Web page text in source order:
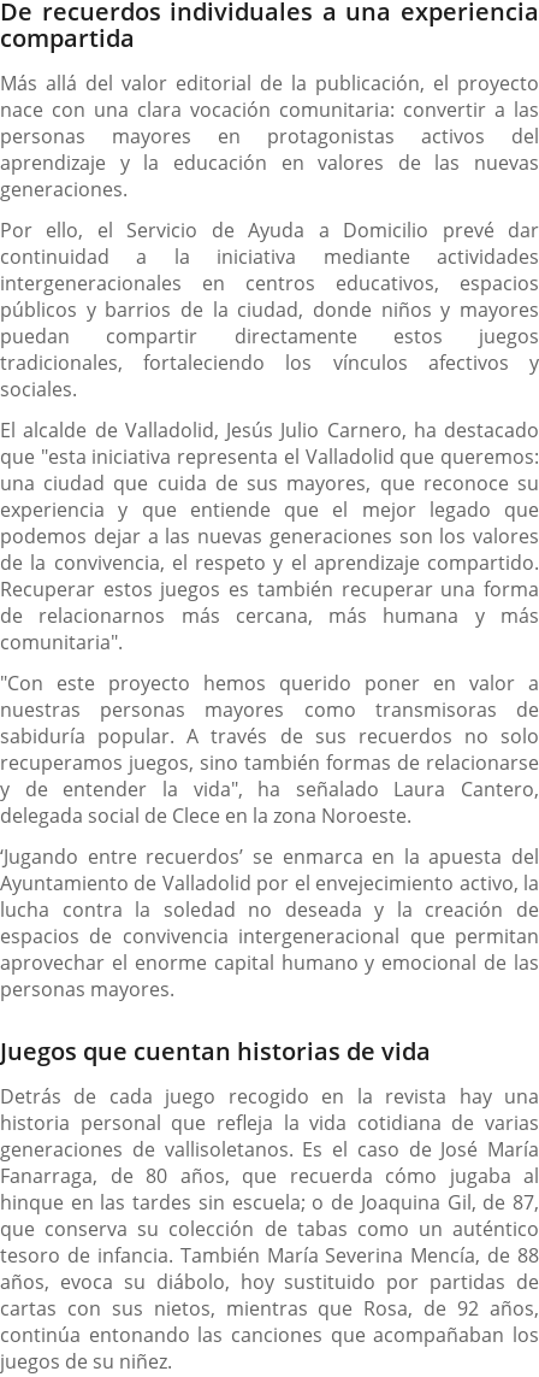
De recuerdos individuales a una experiencia
compartida
Más allá del valor editorial de la publicación, el proyecto
nace con una clara vocación comunitaria: convertir a las
personas mayores en protagonistas activos del
aprendizaje y la educación en valores de las nuevas
generaciones.
Por ello, el Servicio de Ayuda a Domicilio prevé dar
continuidad a la iniciativa mediante actividades
intergeneracionales en centros educativos, espacios
públicos y barrios de la ciudad, donde niños y mayores
puedan compartir directamente estos juegos
tradicionales, fortaleciendo los vínculos afectivos y
sociales.
El alcalde de Valladolid, Jesús Julio Carnero, ha destacado
que "esta iniciativa representa el Valladolid que queremos:
una ciudad que cuida de sus mayores, que reconoce su
experiencia y que entiende que el mejor legado que
podemos dejar a las nuevas generaciones son los valores
de la convivencia, el respeto y el aprendizaje compartido.
Recuperar estos juegos es también recuperar una forma
de relacionarnos más cercana, más humana y más
comunitaria".
"Con este proyecto hemos querido poner en valor a
nuestras personas mayores como transmisoras de
sabiduría popular. A través de sus recuerdos no solo
recuperamos juegos, sino también formas de relacionarse
y de entender la vida", ha señalado Laura Cantero,
delegada social de Clece en la zona Noroeste.
‘Jugando entre recuerdos’ se enmarca en la apuesta del
Ayuntamiento de Valladolid por el envejecimiento activo, la
lucha contra la soledad no deseada y la creación de
espacios de convivencia intergeneracional que permitan
aprovechar el enorme capital humano y emocional de las
personas mayores.
Juegos que cuentan historias de vida
Detrás de cada juego recogido en la revista hay una
historia personal que refleja la vida cotidiana de varias
generaciones de vallisoletanos. Es el caso de José María
Fanarraga, de 80 años, que recuerda cómo jugaba al
hinque en las tardes sin escuela; o de Joaquina Gil, de 87,
que conserva su colección de tabas como un auténtico
tesoro de infancia. También María Severina Mencía, de 88
años, evoca su diábolo, hoy sustituido por partidas de
cartas con sus nietos, mientras que Rosa, de 92 años,
continúa entonando las canciones que acompañaban los
juegos de su niñez.